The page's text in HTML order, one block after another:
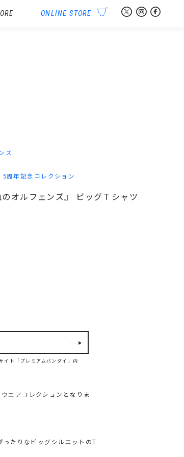
ONLINE STORE
ズ
5周年記念コレクション
オルフェンズ』 ビッグＴシャツ
ト「プレミアムバンダイ」内
エアコレクションとなりま
たりなビッグシルエットのT